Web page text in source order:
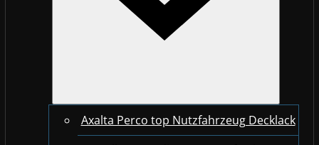
Axalta Perco top Nutzfahrzeug Decklack